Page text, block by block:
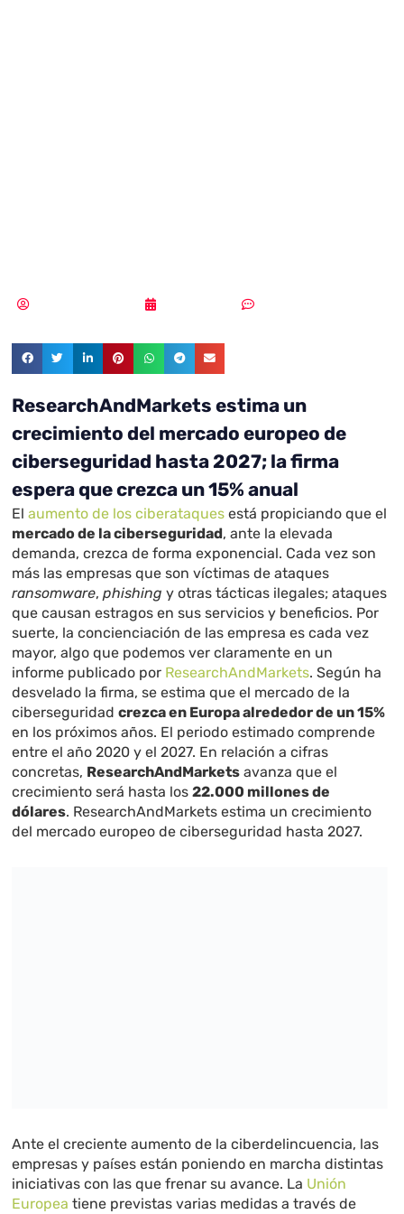
ResearchAndMarkets estima un
crecimiento del mercado europeo de
ciberseguridad hasta 2027; la firma
espera que crezca un 15% anual
Elaumento de los ciberataques está propiciando que el
mercado de la ciberseguridad, ante la elevada
demanda, crezca de forma exponencial. Cada vez son
más las empresas que son víctimas de ataques
ransomware,phishing y otras tácticas ilegales; ataques
que causan estragos en sus servicios y beneficios. Por
suerte, la concienciación de las empresa es cada vez
mayor, algo que podemos ver claramente en un
informe publicado por ResearchAndMarkets. Según ha
desvelado la firma, se estima que el mercado de la
ciberseguridadcrezca en Europa alrededor de un 15%
en los próximos años. El periodo estimado comprende
entre el año 2020 y el 2027. En relación a cifras
concretas, ResearchAndMarkets avanza que el
crecimiento será hasta los22.000 millones de
dólares. ResearchAndMarkets estima un crecimiento
del mercado europeo de ciberseguridad hasta 2027.
Ante el creciente aumento de la ciberdelincuencia, las
empresas y países están poniendo en marcha distintas
iniciativas con las que frenar su avance. La Unión
Europea tiene previstas varias medidas a través de